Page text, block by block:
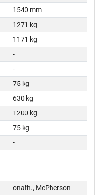
1540 mm
1271 kg
1171 kg
-
-
75 kg
630 kg
1200 kg
75 kg
-
onafh., McPherson